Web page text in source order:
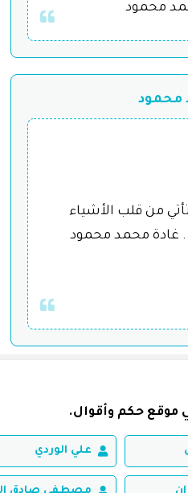
محمود
محمود
تأتي من قلب الأشياء
. غادة محمد محمود
موقع حكم وأقوال.
علي الوردي